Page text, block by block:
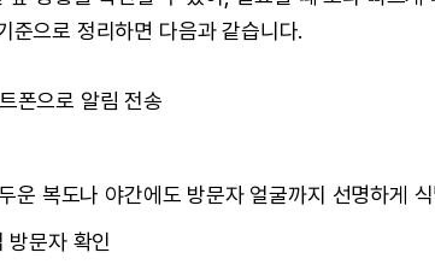
으로 정리하면 다음과 같습니다.
폰으로 알림 전송
복도나 야간에도 방문자 얼굴까지 선명하게 식
문자 확인